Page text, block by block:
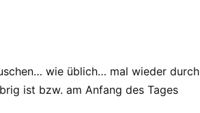
wie üblich… mal wieder durch
ist bzw. am Anfang des Tages